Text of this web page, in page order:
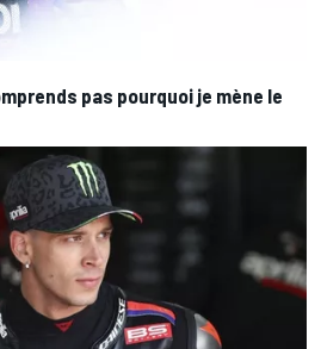
pas pourquoi je mène le